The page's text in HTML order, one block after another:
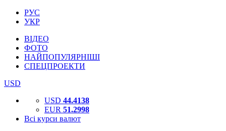
РУС
УКР
ВІДЕО
ФОТО
НАЙПОПУЛЯРНІШІ
СПЕЦПРОЕКТИ
USD
USD 44.4138
EUR 51.2998
Всі курси валют